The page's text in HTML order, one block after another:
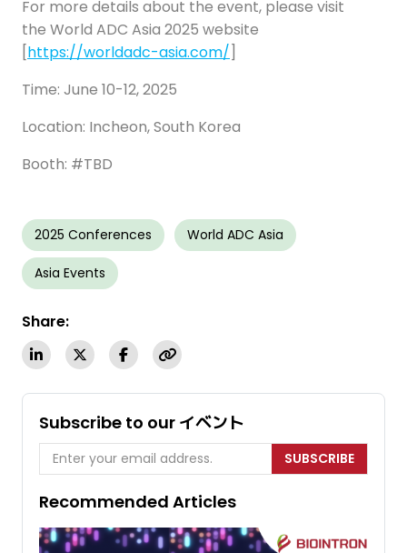
For more details about the event, please visit
the World ADC Asia 2025 website
[https://worldadc-asia.com/]
Time: June 10-12, 2025
Location: Incheon, South Korea
Booth: #TBD
2025 Conferences World ADC Asia
Asia Events
Share:
Subscribe to our イベント
SUBSCRIBE
Recommended Articles